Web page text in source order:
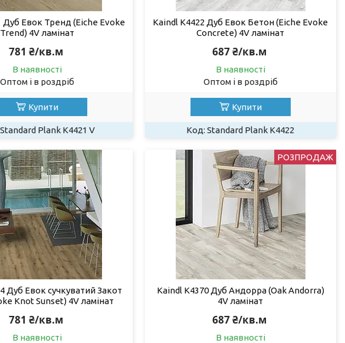
Дуб Евок Тренд (Eiche Evoke
Trend) 4V ламінат
781 ₴/кв.м
В наявності
Оптом і в роздріб
Купити
Standard Plank K4421 V
Kaindl K4422 Дуб Евок Бетон (Eiche Evoke
Concrete) 4V ламінат
687 ₴/кв.м
В наявності
Оптом і в роздріб
Купити
Standard Plank K4422
Дуб Евок сучкуватий Закот
Knot Sunset) 4V ламінат
781 ₴/кв.м
В наявності
РОЗПРОДАЖ
Kaindl K4370 Дуб Андорра (Oak Andorra)
4V ламінат
687 ₴/кв.м
В наявності